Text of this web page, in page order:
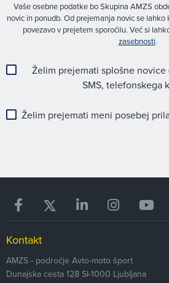
Vaše osebne podatke bo Skupina AMZS
novic in ponudb. Od prejemanja novic se
povezavo v prejetem sporočilu. Več si
zasebnosti.
Želim prejemati splošne novice
SMS, telefonskega
Želim prejemati meni posebej
Kontakt
AMZS - področje Avto-moto šport
Dunajska cesta 128 SI-1000 Ljubljana